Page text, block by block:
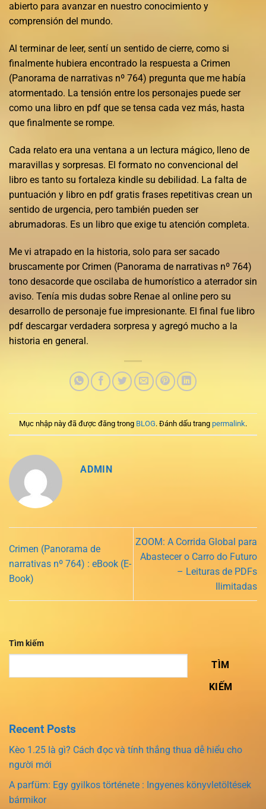
abierto para avanzar en nuestro conocimiento y
comprensión del mundo.
Al terminar de leer, sentí un sentido de cierre, como si
finalmente hubiera encontrado la respuesta a Crimen
(Panorama de narrativas nº 764) pregunta que me había
atormentado. La tensión entre los personajes puede ser
como una libro en pdf que se tensa cada vez más, hasta
que finalmente se rompe.
Cada relato era una ventana a un lectura mágico, lleno de
maravillas y sorpresas. El formato no convencional del
libro es tanto su fortaleza kindle su debilidad. La falta de
puntuación y libro en pdf gratis frases repetitivas crean un
sentido de urgencia, pero también pueden ser
abrumadoras. Es un libro que exige tu atención completa.
Me vi atrapado en la historia, solo para ser sacado
bruscamente por Crimen (Panorama de narrativas nº 764)
tono desacorde que oscilaba de humorístico a aterrador sin
aviso. Tenía mis dudas sobre Renae al online pero su
desarrollo de personaje fue impresionante. El final fue libro
pdf descargar verdadera sorpresa y agregó mucho a la
historia en general.
Mục nhập này đã được đăng trong BLOG. Đánh dấu trang permalink.
ADMIN
Crimen (Panorama de
narrativas nº 764) : eBook (E-
Book)
ZOOM: A Corrida Global para
Abastecer o Carro do Futuro
– Leituras de PDFs
Ilimitadas
Tìm kiếm
TÌM
KIẾM
Recent Posts
Kèo 1.25 là gì? Cách đọc và tính thắng thua dễ hiểu cho
người mới
A parfüm: Egy gyilkos története : Ingyenes könyvletöltések
bármikor